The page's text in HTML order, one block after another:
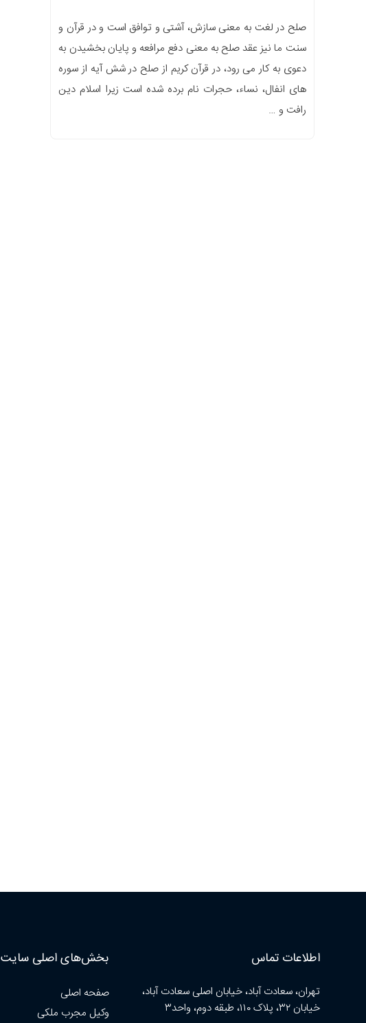
صلح در لغت به معنی سازش، آشتی و توافق است و در قرآن و
سنت ما نیز عقد صلح به معنی دفع مرافعه و پایان بخشیدن به
دعوی به کار می رود، در قرآن کریم از صلح در شش آیه از سوره
های انفال، نساء، حجرات نام برده شده است زیرا اسلام دین
رافت و …
اطلاعات تماس
تهران، سعادت آباد، خیابان اصلی سعادت آباد،
خیابان ۳۲، پلاک ۱۱۰، طبقه دوم، واحد۳
بخش‌های اصلی سایت
صفحه اصلی
وکیل مجرب ملکی